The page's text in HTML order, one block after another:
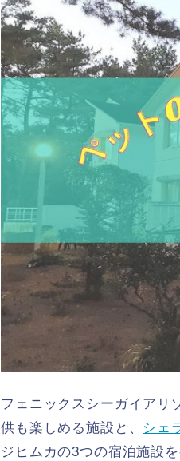
フェニックスシーガイアリ
供も楽しめる施設と、 シェ
ジヒムカの3つの宿泊施設